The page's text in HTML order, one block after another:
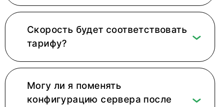
Скорость будет соответствовать
тарифу?
Могу ли я поменять
конфигурацию сервера после